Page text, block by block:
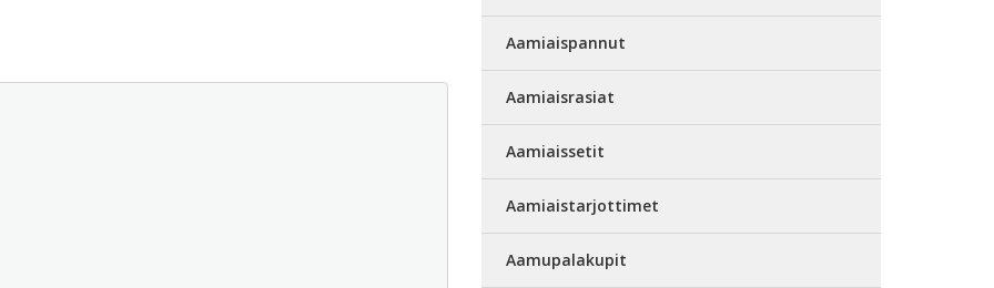
Aamiaispannut
Aamiaisrasiat
Aamiaissetit
Aamiaistarjottimet
Aamupalakupit